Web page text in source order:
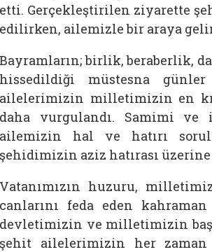
etti. Gerçekleştirilen ziyarette
edilirken, ailemizle bir araya
Bayramların; birlik, beraberlik,
hissedildiği müstesna
ailelerimizin milletimizin en
daha vurgulandı. Samimi ve
ailemizin hal ve hatırı
şehidimizin aziz hatırası
Vatanımızın huzuru,
canlarını feda eden
devletimizin ve milletimizin baş
şehit ailelerimizin her zaman